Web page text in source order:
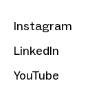
Instagram
LinkedIn
YouTube